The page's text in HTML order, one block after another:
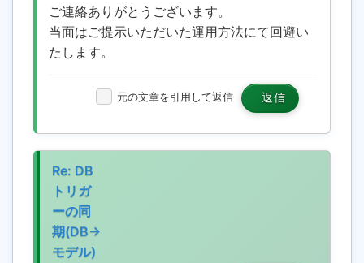
ご連絡ありがとうございます。
当面はご提示いただいた運用方法にて回避い
たします。
元の文章を引用して返信 返信
Re: DB
トリガ
ーの同
期(DB→
モデル)